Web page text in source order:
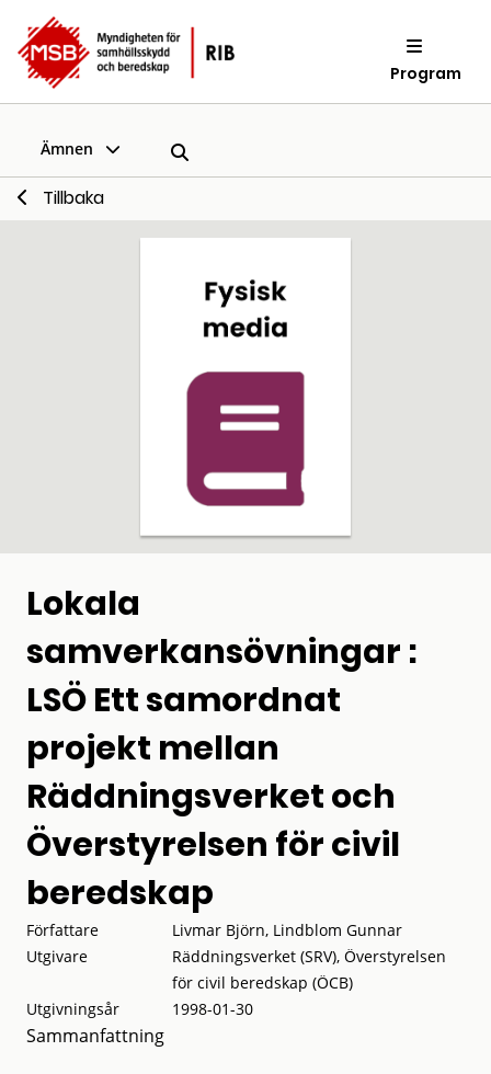
Program
Ämnen
Tillbaka
Lokala
samverkansövningar :
LSÖ Ett samordnat
projekt mellan
Räddningsverket och
Överstyrelsen för civil
beredskap
Författare
Livmar Björn, Lindblom Gunnar
Utgivare
Räddningsverket (SRV), Överstyrelsen
för civil beredskap (ÖCB)
Utgivningsår
1998-01-30
Sammanfattning